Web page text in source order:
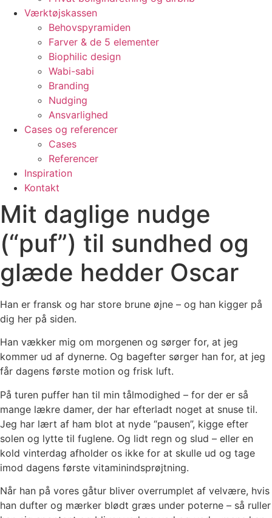
Værktøjskassen
Behovspyramiden
Farver & de 5 elementer
Biophilic design
Wabi-sabi
Branding
Nudging
Ansvarlighed
Cases og referencer
Cases
Referencer
Inspiration
Kontakt
Mit daglige nudge
(“puf”) til sundhed og
glæde hedder Oscar
Han er fransk og har store brune øjne – og han kigger på
dig her på siden.
Han vækker mig om morgenen og sørger for, at jeg
kommer ud af dynerne. Og bagefter sørger han for, at jeg
får dagens første motion og frisk luft.
På turen puffer han til min tålmodighed – for der er så
mange lækre damer, der har efterladt noget at snuse til.
Jeg har lært af ham blot at nyde “pausen”, kigge efter
solen og lytte til fuglene. Og lidt regn og slud – eller en
kold vinterdag afholder os ikke for at skulle ud og tage
imod dagens første vitaminindsprøjtning.
Når han på vores gåtur bliver overrumplet af velvære, hvis
han dufter og mærker blødt græs under poterne – så ruller